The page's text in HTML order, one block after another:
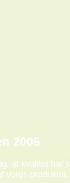
2005
at kvalitet har
vores produkter.